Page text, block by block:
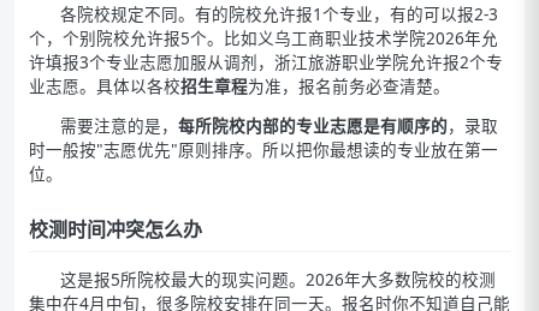
各院校规定不同。有的院校允许报1个专业，有的可以报2-3
个，个别院校允许报5个。比如义乌工商职业技术学院2026年允
许填报3个专业志愿加服从调剂，浙江旅游职业学院允许报2个专
业志愿。具体以各校招生章程为准，报名前务必查清楚。
需要注意的是， 每所院校内部的专业志愿是有顺序的，录取
时一般按"志愿优先"原则排序。所以把你最想读的专业放在第一
位。
校测时间冲突怎么办
这是报5所院校最大的现实问题。2026年大多数院校的校测
集中在4月中旬，很多院校安排在同一天。报名时你不知道自己能